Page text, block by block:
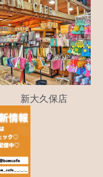
新大久保店